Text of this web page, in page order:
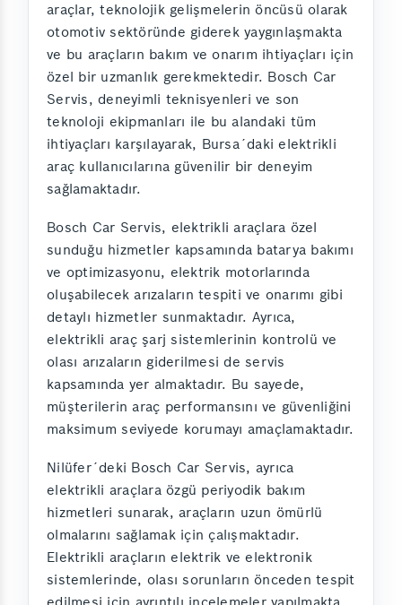
araçlar, teknolojik gelişmelerin öncüsü olarak
otomotiv sektöründe giderek yaygınlaşmakta
ve bu araçların bakım ve onarım ihtiyaçları için
özel bir uzmanlık gerekmektedir. Bosch Car
Servis, deneyimli teknisyenleri ve son
teknoloji ekipmanları ile bu alandaki tüm
ihtiyaçları karşılayarak, Bursa´daki elektrikli
araç kullanıcılarına güvenilir bir deneyim
sağlamaktadır.
Bosch Car Servis, elektrikli araçlara özel
sunduğu hizmetler kapsamında batarya bakımı
ve optimizasyonu, elektrik motorlarında
oluşabilecek arızaların tespiti ve onarımı gibi
detaylı hizmetler sunmaktadır. Ayrıca,
elektrikli araç şarj sistemlerinin kontrolü ve
olası arızaların giderilmesi de servis
kapsamında yer almaktadır. Bu sayede,
müşterilerin araç performansını ve güvenliğini
maksimum seviyede korumayı amaçlamaktadır.
Nilüfer´deki Bosch Car Servis, ayrıca
elektrikli araçlara özgü periyodik bakım
hizmetleri sunarak, araçların uzun ömürlü
olmalarını sağlamak için çalışmaktadır.
Elektrikli araçların elektrik ve elektronik
sistemlerinde, olası sorunların önceden tespit